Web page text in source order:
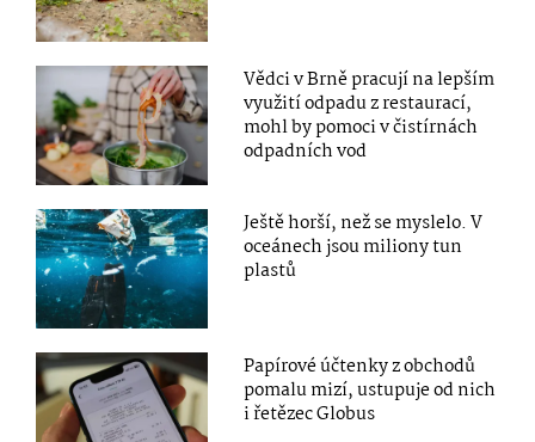
Vědci v Brně pracují na lepším
využití odpadu z restaurací,
mohl by pomoci v čistírnách
odpadních vod
Ještě horší, než se myslelo. V
oceánech jsou miliony tun
plastů
Papírové účtenky z obchodů
pomalu mizí, ustupuje od nich
i řetězec Globus